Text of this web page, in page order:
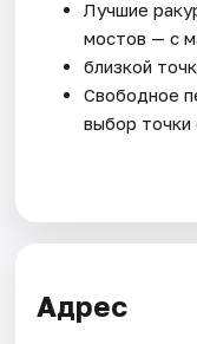
Лучшие
мостов — с
близкой
Свободное
выбор точки
Адрес